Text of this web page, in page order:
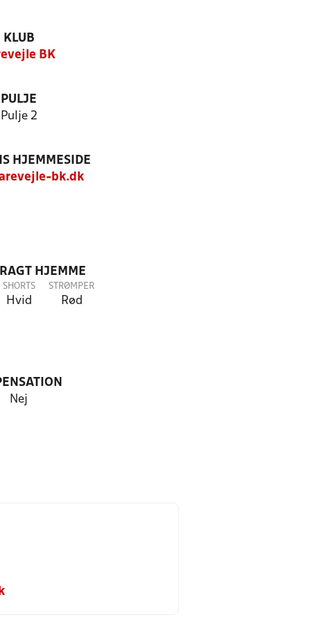
KLUB
BK
PULJE
Pulje 2
HJEMMESIDE
bk.dk
HJEMME
SHORTS
Hvid
STRØMPER
Rød
Nej